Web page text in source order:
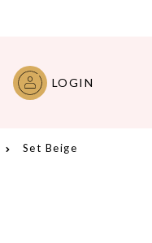
LOGIN
Set Beige